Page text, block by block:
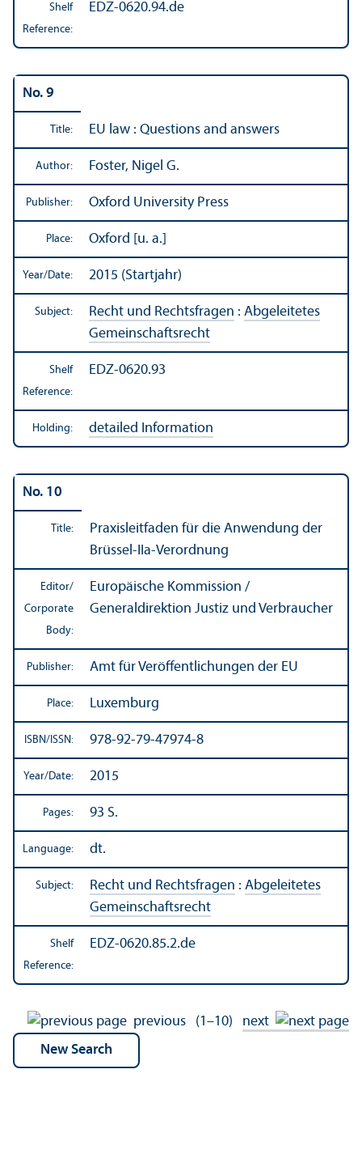
Shelf
Reference:
EDZ-0620.94.de
No. 9
Title: EU law : Questions and answers
Author: Foster, Nigel G.
Publisher: Oxford University Press
Place: Oxford [u. a.]
Year/Date: 2015 (Startjahr)
Subject: Recht und Rechtsfragen : Abgeleitetes
Gemeinschaftsrecht
Shelf
Reference:
EDZ-0620.93
Holding: detailed Information
No. 10
Title:
Praxisleitfaden für die Anwendung der
Brüssel-IIa-Verordnung
Editor/
Corporate
Body:
Europäische Kommission /
Generaldirektion Justiz und Verbraucher
Publisher: Amt für Veröffentlichungen der EU
Place: Luxemburg
ISBN/ISSN: 978-92-79-47974-8
Year/Date: 2015
Pages: 93 S.
Language: dt.
Subject: Recht und Rechtsfragen : Abgeleitetes
Gemeinschaftsrecht
Shelf
Reference:
EDZ-0620.85.2.de
previous (1–10) next